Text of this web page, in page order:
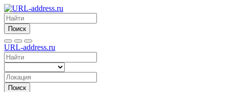
Поиск
URL-address.ru
Поиск